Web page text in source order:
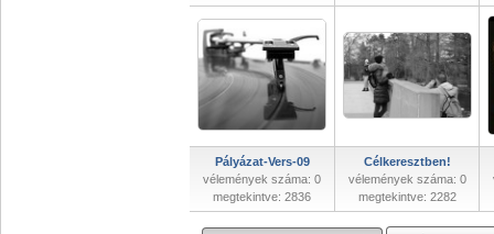
Pályázat-Vers-09
vélemények száma: 0
megtekintve: 2836
Célkeresztben!
vélemények száma: 0
megtekintve: 2282